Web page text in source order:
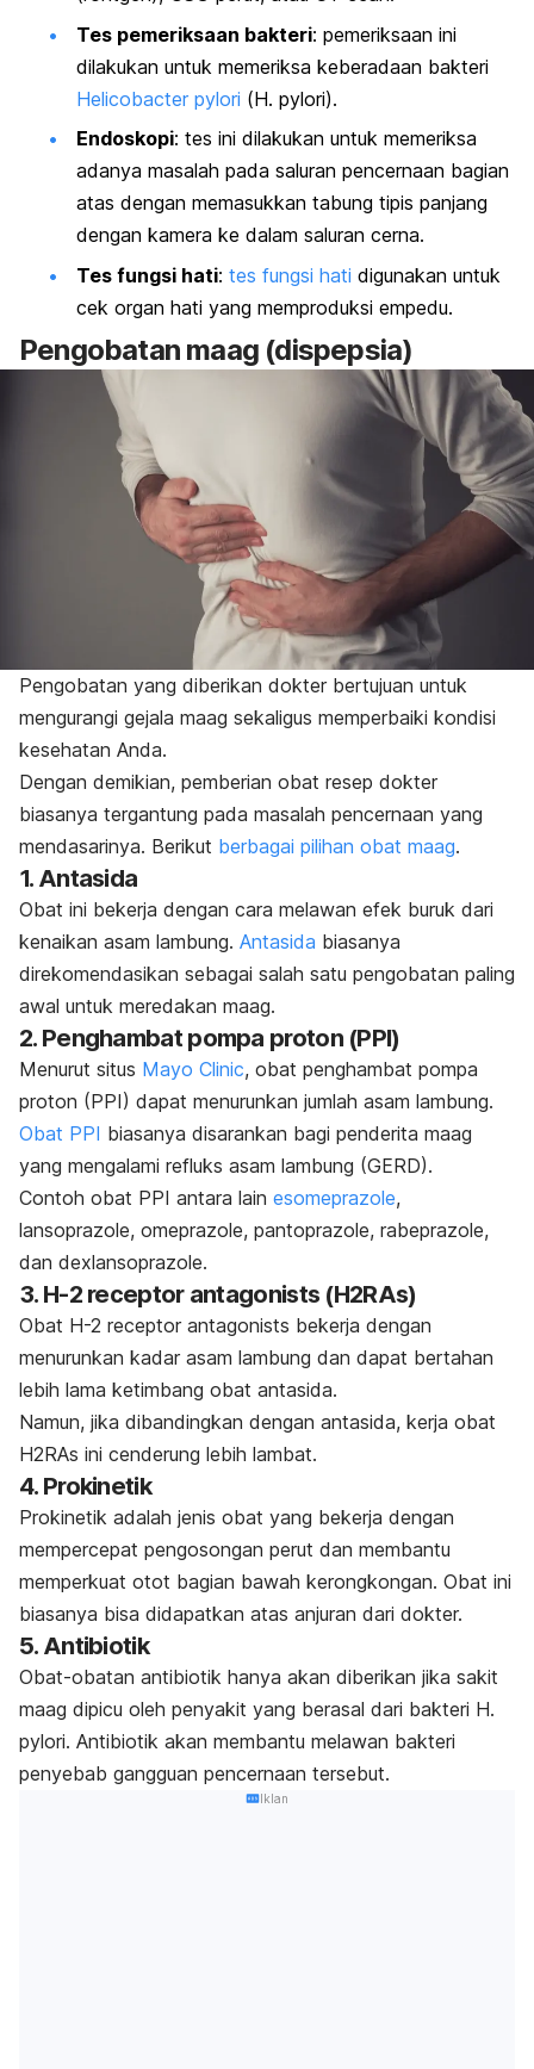
Tes pemeriksaan bakteri: pemeriksaan ini
dilakukan untuk memeriksa keberadaan bakteri
Helicobacter pylori (H. pylori).
Endoskopi: tes ini dilakukan untuk memeriksa
adanya masalah pada saluran pencernaan bagian
atas dengan memasukkan tabung tipis panjang
dengan kamera ke dalam saluran cerna.
Tes fungsi hati: tes fungsi hati digunakan untuk
cek organ hati yang memproduksi empedu.
Pengobatan maag (dispepsia)
Pengobatan yang diberikan dokter bertujuan untuk
mengurangi gejala maag sekaligus memperbaiki kondisi
kesehatan Anda.
Dengan demikian, pemberian obat resep dokter
biasanya tergantung pada masalah pencernaan yang
mendasarinya. Berikut berbagai pilihan obat maag.
1. Antasida
Obat ini bekerja dengan cara melawan efek buruk dari
kenaikan asam lambung. Antasida biasanya
direkomendasikan sebagai salah satu pengobatan paling
awal untuk meredakan maag.
2. Penghambat pompa proton (PPI)
Menurut situs Mayo Clinic, obat penghambat pompa
proton (PPI) dapat menurunkan jumlah asam lambung.
Obat PPI biasanya disarankan bagi penderita maag
yang mengalami refluks asam lambung (GERD).
Contoh obat PPI antara lain esomeprazole,
lansoprazole, omeprazole, pantoprazole, rabeprazole,
dan dexlansoprazole.
3. H-2 receptor antagonists (H2RAs)
Obat H-2 receptor antagonists bekerja dengan
menurunkan kadar asam lambung dan dapat bertahan
lebih lama ketimbang obat antasida.
Namun, jika dibandingkan dengan antasida, kerja obat
H2RAs ini cenderung lebih lambat.
4. Prokinetik
Prokinetik adalah jenis obat yang bekerja dengan
mempercepat pengosongan perut dan membantu
memperkuat otot bagian bawah kerongkongan. Obat ini
biasanya bisa didapatkan atas anjuran dari dokter.
5. Antibiotik
Obat-obatan antibiotik hanya akan diberikan jika sakit
maag dipicu oleh penyakit yang berasal dari bakteri H.
pylori. Antibiotik akan membantu melawan bakteri
penyebab gangguan pencernaan tersebut.
Iklan